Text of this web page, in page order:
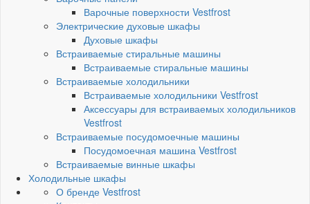
Варочные поверхности Vestfrost
Электрические духовые шкафы
Духовые шкафы
Встраиваемые стиральные машины
Встраиваемые стиральные машины
Встраиваемые холодильники
Встраиваемые холодильники Vestfrost
Аксессуары для встраиваемых холодильников
Vestfrost
Встраиваемые посудомоечные машины
Посудомоечная машина Vestfrost
Встраиваемые винные шкафы
Холодильные шкафы
О бренде Vestfrost